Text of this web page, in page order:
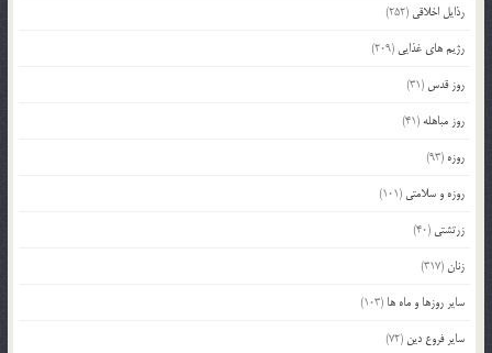
رذایل اخلاقی (252)
رژیم های غذایی (209)
روز قدس (31)
روز مباهله (41)
روزه (93)
روزه و سلامتی (101)
زرتشتی (40)
زنان(317)
سایر روزها و ماه ها (103)
سایر فروع دین (72)